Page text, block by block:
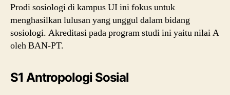
Prodi sosiologi di kampus UI ini fokus untuk
menghasilkan lulusan yang unggul dalam bidang
sosiologi. Akreditasi pada program studi ini yaitu nilai A
oleh BAN-PT.
S1 Antropologi Sosial